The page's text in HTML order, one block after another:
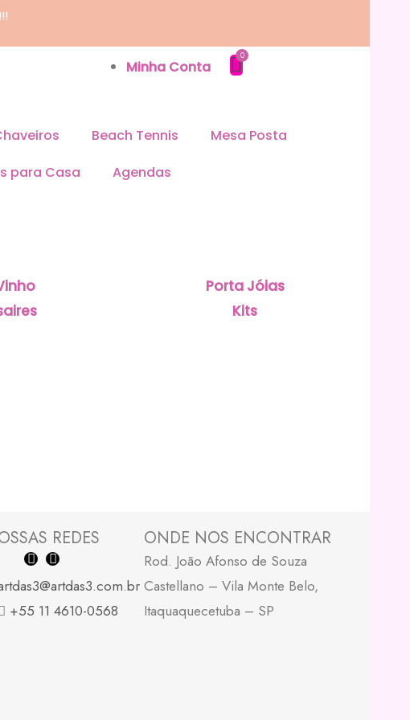
Minha Conta
Beach Tennis
Mesa Posta
para Casa Agendas
Porta Jóias
Kits
REDES
F
a
c
e
b
I
n
s
t
a
+55 11 4610-0568
ONDE NOS ENCONTRAR
Rod. João Afonso de Souza
Castellano – Vila Monte Belo,
Itaquaquecetuba – SP